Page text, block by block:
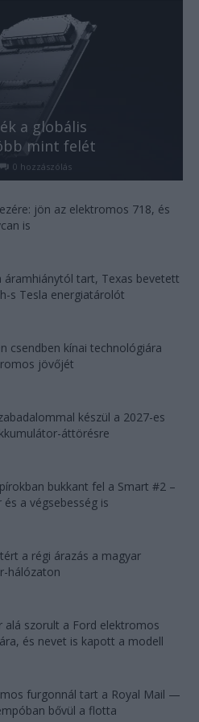
a globális
mint felét
0 hozzászólás
jön az elektromos 718, és
is
áramhiánytól tart, Texas bevetett
s Tesla energiatárolót
csendben kínai technológiára
jövőjét
készül a 2027-es
áttörésre
bukkant fel a Smart #2 –
és a végsebesség is
a régi árazás a magyar
hálózaton
alá szorult a Ford elektromos
és nevet is kapott a modell
furgonnál tart a Royal Mail —
bővül a flotta